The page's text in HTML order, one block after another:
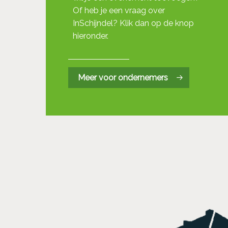
Of heb je een vraag over
InSchijndel? Klik dan op de knop
hieronder.
Meer voor ondernemers